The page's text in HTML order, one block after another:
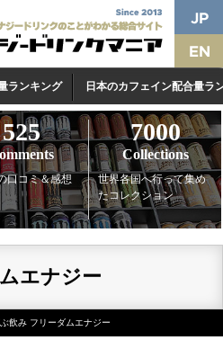
ランキング 日本のカフェイン配合量ラ
525
口コミ＆感想
7000
Collections
世界各国へ行って集め
たコレクション
エナジー
飲み フリーダムエナジー